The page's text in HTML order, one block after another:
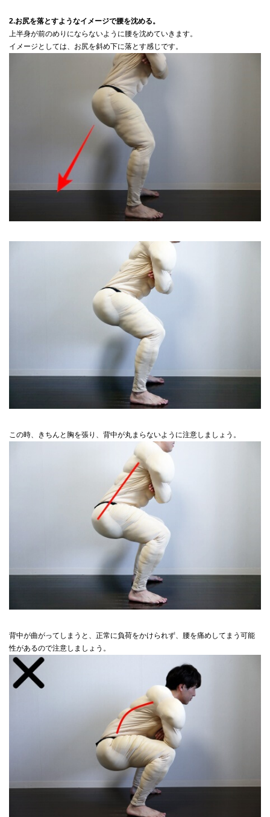
2.お尻を落とすようなイメージで腰を沈める。
上半身が前のめりにならないように腰を沈めていきます。
イメージとしては、お尻を斜め下に落とす感じです。
この時、きちんと胸を張り、背中が丸まらないように注意しましょう。
背中が曲がってしまうと、正常に負荷をかけられず、腰を痛めしてまう可能
性があるので注意しましょう。